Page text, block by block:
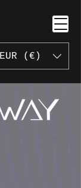
EUR (€)